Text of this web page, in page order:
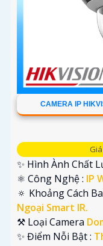
CAMERA IP
✨ Hình Ành Chất
⚛️ Công Nghệ : IP
🔅 Khoảng Cách
Ngoại Smart IR.
⚒ Loại Camera
️✨ Điểm Nỗi Bật :